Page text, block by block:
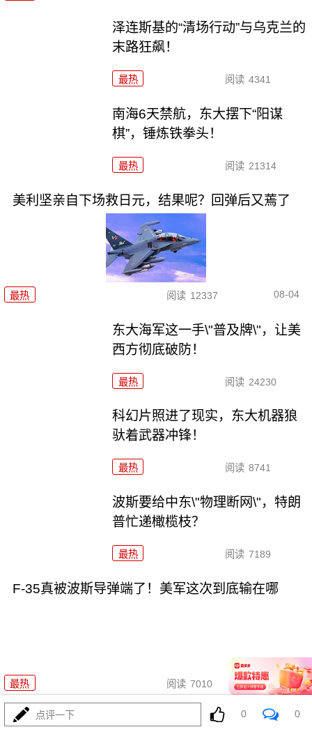
泽连斯基的“清场行动”与乌克兰的
末路狂飙！
最热 阅读 4341
南海6天禁航，东大摆下“阳谋
棋”，锤炼铁拳头！
最热 阅读 21314
美利坚亲自下场救日元，结果呢？回弹后又蔫了
最热 阅读 12337 08-04
东大海军这一手\"普及牌\"，让美
西方彻底破防！
最热 阅读 24230
科幻片照进了现实，东大机器狼
驮着武器冲锋！
最热 阅读 8741
波斯要给中东\"物理断网\"，特朗
普忙递橄榄枝？
最热 阅读 7189
F-35真被波斯导弹端了！美军这次到底输在哪
最热 阅读 7010 08-04
马、特和好，美中期选举这盘大
点评一下 0 0